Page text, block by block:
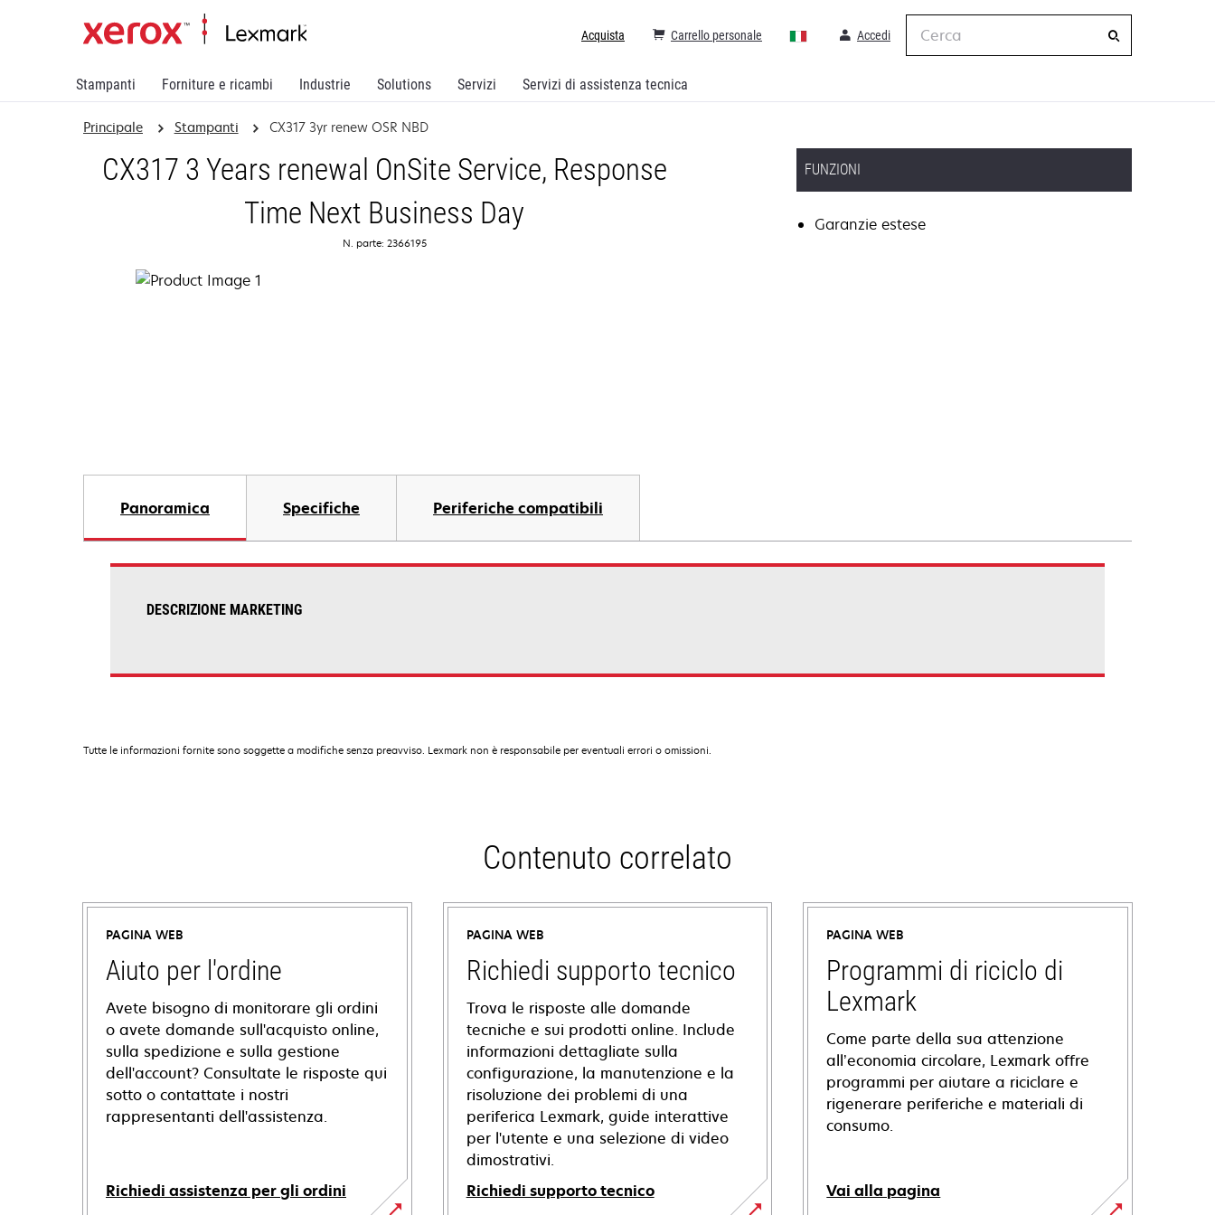
Stampanti Forniture e ricambi Industrie Solutions Servizi Servizi di assistenza tecnica
Accedi
Carrello personale
Acquista
Principale Stampanti CX317 3yr renew OSR NBD
CX317 3 Years renewal OnSite Service, Response
Time Next Business Day
N. parte: 2366195
FUNZIONI
Garanzie estese
Panoramica Specifiche Periferiche compatibili
DESCRIZIONE MARKETING
Tutte le informazioni fornite sono soggette a modifiche senza preavviso. Lexmark non è responsabile per eventuali errori o omissioni.
Contenuto correlato
PAGINA WEB
Aiuto per l'ordine
Avete bisogno di monitorare gli ordini
o avete domande sull'acquisto online,
sulla spedizione e sulla gestione
dell'account? Consultate le risposte qui
sotto o contattate i nostri
rappresentanti dell'assistenza.
Richiedi assistenza per gli ordini
PAGINA WEB
Richiedi supporto tecnico
Trova le risposte alle domande
tecniche e sui prodotti online. Include
informazioni dettagliate sulla
configurazione, la manutenzione e la
risoluzione dei problemi di una
periferica Lexmark, guide interattive
per l'utente e una selezione di video
dimostrativi.
Richiedi supporto tecnico
PAGINA WEB
Programmi di riciclo di
Lexmark
Come parte della sua attenzione
all’economia circolare, Lexmark offre
programmi per aiutare a riciclare e
rigenerare periferiche e materiali di
consumo.
Vai alla pagina